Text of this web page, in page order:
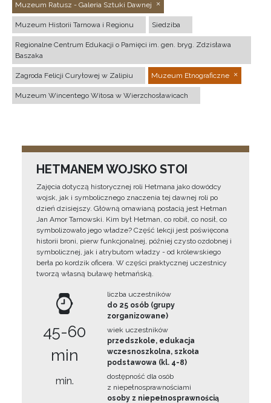
Muzeum Ratusz - Galeria Sztuki Dawnej
Muzeum Historii Tarnowa i Regionu Siedziba
Regionalne Centrum Edukacji o Pamięci im. gen. bryg. Zdzisława
Baszaka
Zagroda Felicji Curyłowej w Zalipiu Muzeum Etnograficzne
Muzeum Wincentego Witosa w Wierzchosławicach
HETMANEM WOJSKO STOI
Zajęcia dotyczą historycznej roli Hetmana jako dowódcy
wojsk, jak i symbolicznego znaczenia tej dawnej roli po
dzień dzisiejszy. Główną omawianą postacią jest Hetman
Jan Amor Tarnowski. Kim był Hetman, co robił, co nosił, co
symbolizowało jego władze? Część lekcji jest poświęcona
historii broni, pierw funkcjonalnej, później czysto ozdobnej i
symbolicznej, jak i atrybutom władzy - od królewskiego
berła po kordzik oficera. W części praktycznej uczestnicy
tworzą własną buławę hetmańską.
45-60
min
min.
liczba uczestników
do 25 osób (grupy
zorganizowane)
wiek uczestników
przedszkole, edukacja
wczesnoszkolna, szkoła
podstawowa (kl. 4-8)
dostępność dla osób
z niepełnosprawnościami
osoby z niepełnosprawnością